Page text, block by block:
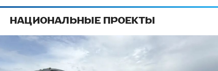
НАЦИОНАЛЬНЫЕ ПРОЕКТЫ